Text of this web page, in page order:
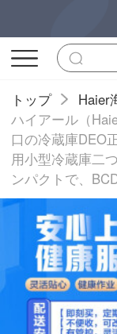
トップ
Haier
ハイアール（
口の冷蔵庫DEO
用小型冷蔵庫二
ンパクトで、